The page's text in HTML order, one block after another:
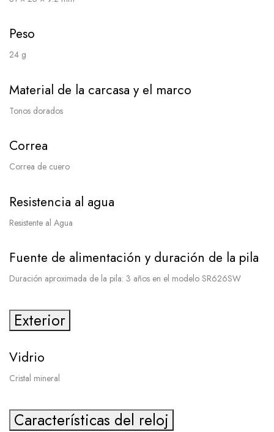
Peso
24 g
Material de la carcasa y el marco
Tonos dorados
Correa
Correa de cuero
Resistencia al agua
Resistente al Agua
Fuente de alimentación y duración de la pila
Duración aproximada de la pila: 3 años en el modelo SR626SW
Exterior
Vidrio
Cristal mineral
Características del reloj